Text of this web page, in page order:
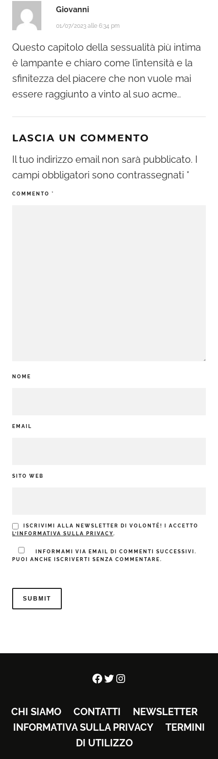
Giovanni
01/07/2023 alle 6:34 pm
Questo capitolo della sessualità più intima
è lampante e chiaro come l’intensità e la
sfinitezza del piacere che non vuole mai
essere raggiunto a vinto al suo acme..
LASCIA UN COMMENTO
Il tuo indirizzo email non sarà pubblicato. I
campi obbligatori sono contrassegnati *
COMMENTO *
NOME
EMAIL
SITO WEB
ISCRIVIMI ALLA NEWSLETTER DI VOLONTÉ! I ACCETTO
L’INFORMATIVA SULLA PRIVACY.
INFORMAMI VIA EMAIL DI COMMENTI SUCCESSIVI.
PUOI ANCHE ISCRIVERTI SENZA COMMENTARE.
Facebook
Twitter
Instagram
CHI SIAMO CONTATTI
NEWSLETTER
INFORMATIVA SULLA PRIVACY
TERMINI
DI UTILIZZO